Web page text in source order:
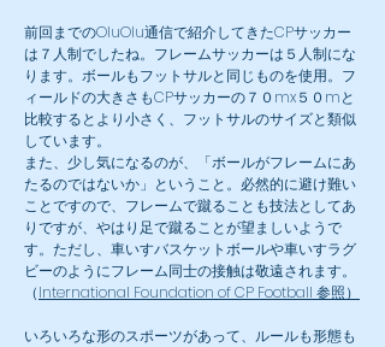
前回までのOluOlu通信で紹介してきたCPサッカー
は７人制でしたね。フレームサッカーは５人制にな
ります。ボールもフットサルと同じものを使用。フ
ィールドの大きさもCPサッカーの７０mx５０mと
比較するとより小さく、フットサルのサイズと類似
しています。
​また、少し気になるのが、「ボールがフレームにあ
たるのではないか」ということ。必然的に避け難い
ことですので、フレームで蹴ることも技法としてあ
りですが、やはり足で蹴ることが望ましいようで
す。ただし、車いすバスケットボールや車いすラグ
ビーのようにフレーム同士の接触は敬遠されます。
（International Foundation of CP Football 参照）
いろいろな形のスポーツがあって、ルールも形態も